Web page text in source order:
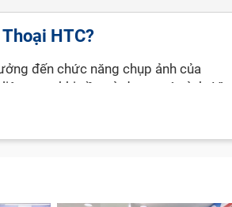
HTC?
đến chức năng chụp ảnh của
quan khi cần sử dụng máy ảnh. Vì
mình khi sử dụng điện thoại.
HTC chỉ thực sự cần thiết khi các
để khắc phục. Một số dấu hiệu cho